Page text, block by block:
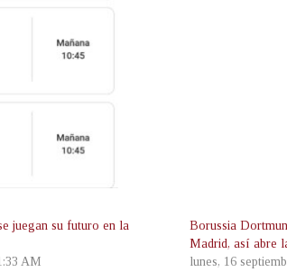
juegan su futuro en la
AM
Borussia
Madrid, así abre
lunes, 16